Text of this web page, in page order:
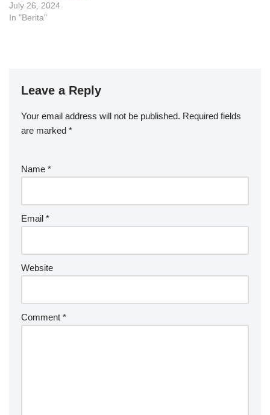
July 26, 2024
In "Berita"
Leave a Reply
Your email address will not be published. Required fields
are marked *
Name *
Email *
Website
Comment *